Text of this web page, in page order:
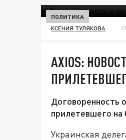
ПОЛИТИКА
КСЕНИЯ ТУЛЯКОВА
AXIOS:
Договоренность
прилетевшего на
Украинская